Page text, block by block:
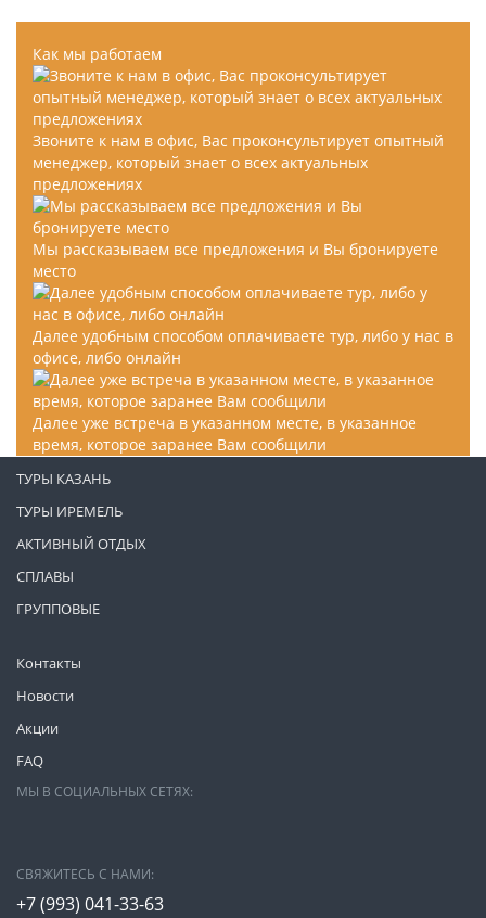
Как мы работаем
Звоните к нам в офис, Вас проконсультирует опытный
менеджер, который знает о всех актуальных
предложениях
Мы рассказываем все предложения и Вы бронируете
место
Далее удобным способом оплачиваете тур, либо у нас в
офисе, либо онлайн
Далее уже встреча в указанном месте, в указанное
время, которое заранее Вам сообщили
Контакты
Новости
Акции
FAQ
ТУРЫ КАЗАНЬ
ТУРЫ ИРЕМЕЛЬ
АКТИВНЫЙ ОТДЫХ
СПЛАВЫ
ГРУППОВЫЕ
МЫ В СОЦИАЛЬНЫХ СЕТЯХ:
СВЯЖИТЕСЬ С НАМИ:
+7 (993) 041-33-63